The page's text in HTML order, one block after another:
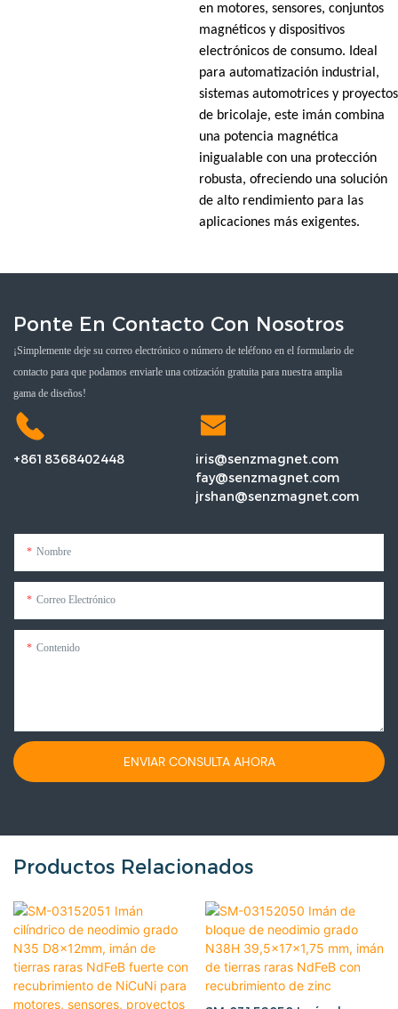
en motores, sensores, conjuntos
magnéticos y dispositivos
electrónicos de consumo. Ideal
para automatización industrial,
sistemas automotrices y proyectos
de bricolaje, este imán combina
una potencia magnética
inigualable con una protección
robusta, ofreciendo una solución
de alto rendimiento para las
aplicaciones más exigentes.
Ponte En Contacto Con Nosotros
¡Simplemente deje su correo electrónico o número de teléfono en el formulario de
contacto para que podamos enviarle una cotización gratuita para nuestra amplia
gama de diseños!
+8618368402448
iris@senzmagnet.com
fay@senzmagnet.com
jrshan@senzmagnet.com
Nombre
Correo Electrónico
Contenido
ENVIAR CONSULTA AHORA
Productos Relacionados